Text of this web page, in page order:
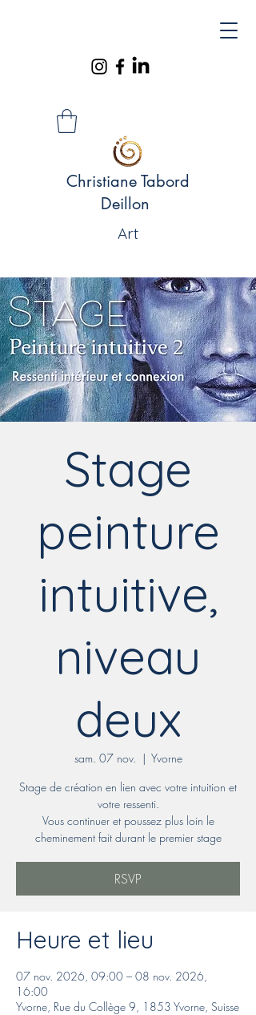
Christiane Tabord
Deillon
Art
Stage
peinture
intuitive,
niveau
deux
sam. 07 nov.
  |
Yvorne
Stage de création en lien avec votre intuition et
votre ressenti.
Vous continuer et poussez plus loin le
cheminement fait durant le premier stage
RSVP
Heure et lieu
07 nov. 2026, 09:00 – 08 nov. 2026,
16:00
Yvorne, Rue du Collège 9, 1853 Yvorne, Suisse